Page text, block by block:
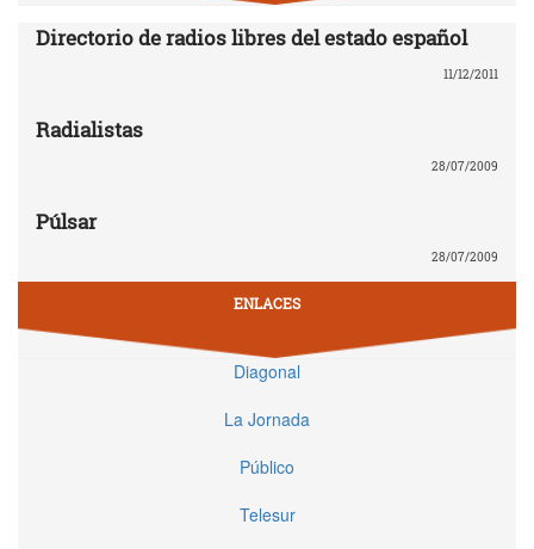
Directorio de radios libres del estado español
11/12/2011
Radialistas
28/07/2009
Púlsar
28/07/2009
ENLACES
Diagonal
La Jornada
Público
Telesur